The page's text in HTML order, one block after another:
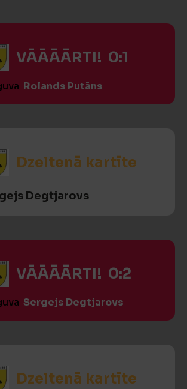
VĀĀĀĀRTI! 0:1
Rolands Putāns
Dzeltenā kartīte
Degtjarovs
VĀĀĀĀRTI! 0:2
Sergejs Degtjarovs
Dzeltenā kartīte